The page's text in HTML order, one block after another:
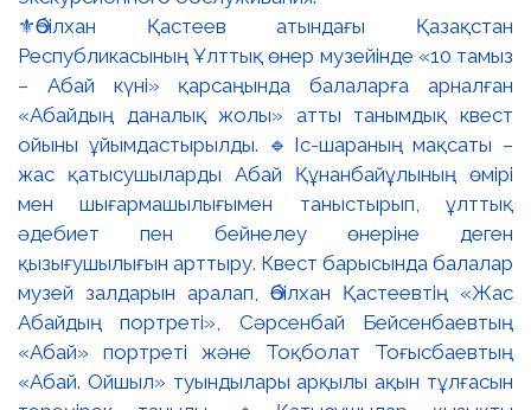
⚜️Әбілхан Қастеев атындағы Қазақстан
Республикасының Ұлттық өнер музейінде «10 тамыз
– Абай күні» қарсаңында балаларға арналған
«Абайдың даналық жолы» атты танымдық квест
ойыны ұйымдастырылды. 🔹Іс-шараның мақсаты –
жас қатысушыларды Абай Құнанбайұлының өмірі
мен шығармашылығымен таныстырып, ұлттық
әдебиет пен бейнелеу өнеріне деген
қызығушылығын арттыру. Квест барысында балалар
музей залдарын аралап, Әбілхан Қастеевтің «Жас
Абайдың портреті», Сәрсенбай Бейсенбаевтың
«Абай» портреті және Тоқболат Тоғысбаевтың
«Абай. Ойшыл» туындылары арқылы ақын тұлғасын